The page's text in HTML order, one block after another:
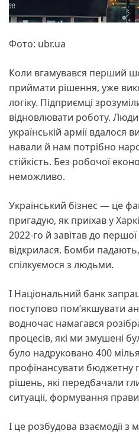
Фото: ubr.ua
Коли вгамувався перший
приймати рішення, уже
логіку. Підприємці
відновлювати роботу.
українській армії вдалося
навали й нам потрібно
стійкість. Без робочої
неможливо.
Український бізнес — це
пригадую, як приїхав у
2022-го й завітав до першої
відкрилася. Бомби
спілкуємося з людьми.
І Національний банк
поступово пом’якшувати
водночас намагався
процесів, які ми змушені
було надруковано 400
профінансувати бюджетну
рішень, які передбачали
ситуації, формування
І це розбудова взаємодії з